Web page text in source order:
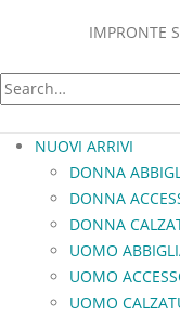
IMPRONTE
NUOVI ARRIVI
DONNA
DONNA
DONNA
UOMO
UOMO
UOMO